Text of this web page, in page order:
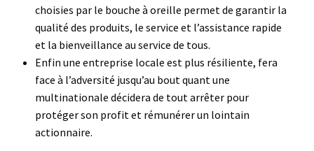
choisies par le bouche à oreille permet de garantir la
qualité des produits, le service et l’assistance rapide
et la bienveillance au service de tous.
Enfin une entreprise locale est plus résiliente, fera
face à l’adversité jusqu’au bout quant une
multinationale décidera de tout arrêter pour
protéger son profit et rémunérer un lointain
actionnaire.